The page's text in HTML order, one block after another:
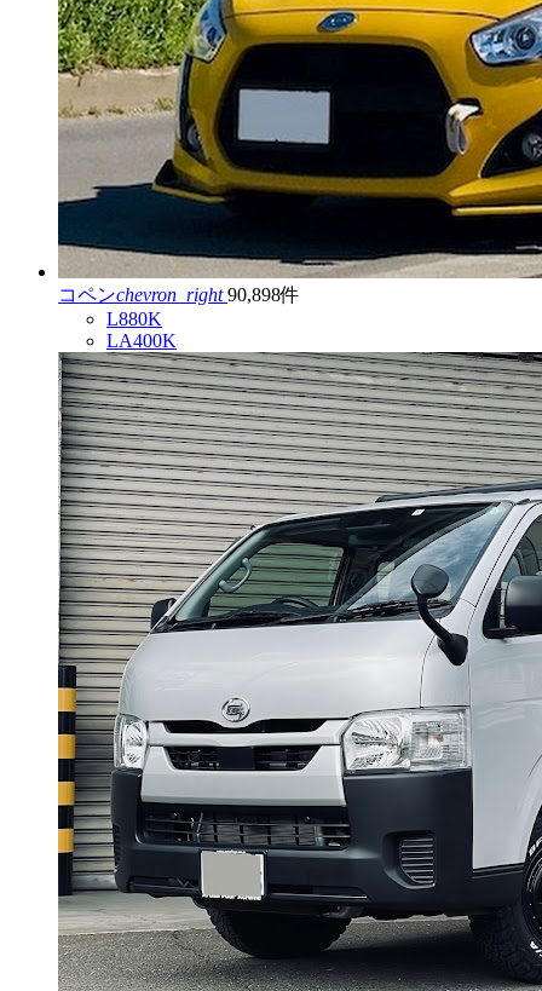
コペンchevron_right 90,898件
L880K
LA400K